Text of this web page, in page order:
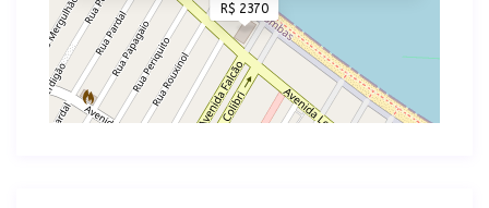
R$ 2370